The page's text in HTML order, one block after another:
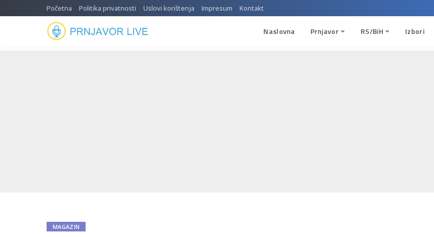
Početna Politika privatnosti Uslovi korištenja Impresum Kontakt
Naslovna Prnjavor RS/BiH Izbori
MAGAZIN